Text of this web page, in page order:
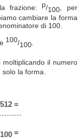
frazione: p/100 , per
cambiare la forma
di 100.
100/100
moltiplicando il numero
la forma.
=
100 =